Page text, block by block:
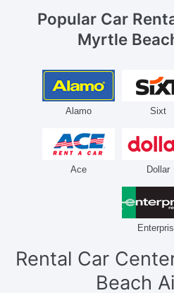
Popular Car
Myrtle
Alamo Sixt
Ace Dollar
Rental Car
Beach